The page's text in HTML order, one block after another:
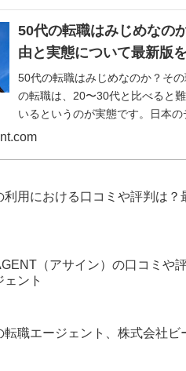
50代の転職はみじめなの
由と実態について最新版
50代の転職はみじめなのか？そ
の転職は、20〜30代と比べると
いるというのが実態です。日本
す。
利用における口コミや評判は
（アサイン）の口コミや
ント
転職エージェント、株式会社